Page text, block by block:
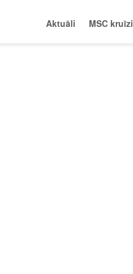
Aktuāli MSC kruīzi